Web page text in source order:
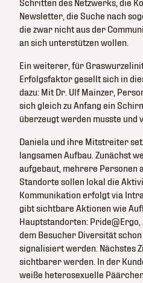
Schritten des Netzwerks, die
Newsletter, die Suche nach
die zwar nicht aus der
an sich unterstützen wollen.
Ein weiterer, für
Erfolgsfaktor gesellt sich in
dazu: Mit Dr. Ulf Mainzer,
sich gleich zu Anfang ein
überzeugt werden musste und
Daniela und ihre Mitstreiter
langsamen Aufbau. Zunächst
aufgebaut, mehrere Personen
Standorte sollen lokal die
Kommunikation erfolgt via
gibt sichtbare Aktionen wie
Hauptstandorten: Pride@Ergo,
dem Besucher Diversität
signalisiert werden. Nächstes
sichtbarer werden. In der
weiße heterosexuelle